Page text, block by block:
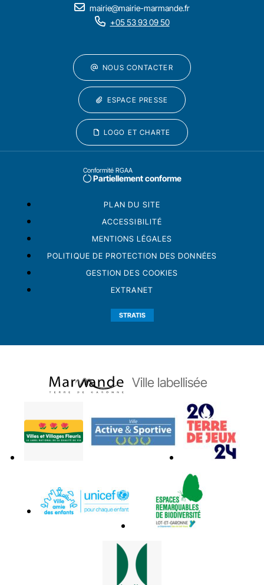
mairie@mairie-marmande.fr
+05 53 93 09 50
NOUS CONTACTER
ESPACE PRESSE
LOGO ET CHARTE
Conformité RGAA
Partiellement conforme
PLAN DU SITE
ACCESSIBILITÉ
MENTIONS LÉGALES
POLITIQUE DE PROTECTION DES DONNÉES
GESTION DES COOKIES
EXTRANET
STRATIS
Ville labellisée